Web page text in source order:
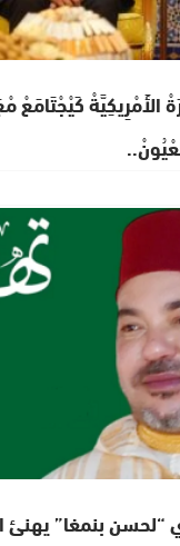
الأَمْرِيكِيَّةْ
“لحسن بنمغا”